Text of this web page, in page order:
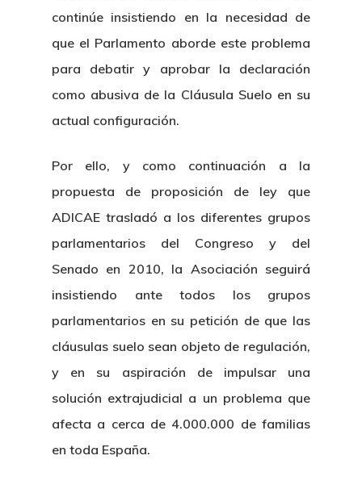
continúe insistiendo en la necesidad de
que el Parlamento aborde este problema
para debatir y aprobar la declaración
como abusiva de la Cláusula Suelo en su
actual configuración.
Por ello, y como continuación a la
propuesta de proposición de ley que
ADICAE trasladó a los diferentes grupos
parlamentarios del Congreso y del
Senado en 2010, la Asociación seguirá
insistiendo ante todos los grupos
parlamentarios en su petición de que las
cláusulas suelo sean objeto de regulación,
y en su aspiración de impulsar una
solución extrajudicial a un problema que
afecta a cerca de 4.000.000 de familias
en toda España.
Inicio